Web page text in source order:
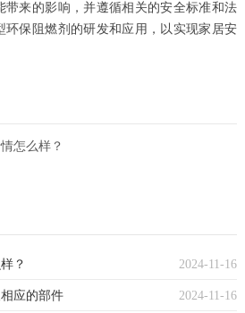
带来的影响，并遵循相关的安全标准和法
环保阻燃剂的研发和应用，以实现家居安
怎么样？
2024-11-16
？
2024-11-16
应的部件